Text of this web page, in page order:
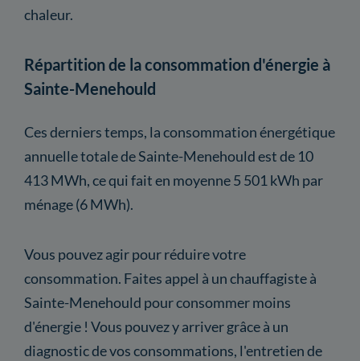
chaleur.
Répartition de la consommation d'énergie à
Sainte-Menehould
Ces derniers temps, la consommation énergétique
annuelle totale de Sainte-Menehould est de 10
413 MWh, ce qui fait en moyenne 5 501 kWh par
ménage (6 MWh).
Vous pouvez agir pour réduire votre
consommation. Faites appel à un chauffagiste à
Sainte-Menehould pour consommer moins
d'énergie ! Vous pouvez y arriver grâce à un
diagnostic de vos consommations, l'entretien de